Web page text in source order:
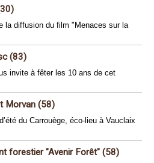
la diffusion du film "Menaces sur la
(83)
invite à fêter les 10 ans de cet
Morvan (58)
du Carrouège, éco-lieu à Vauclaix
forestier "Avenir Forêt" (58)